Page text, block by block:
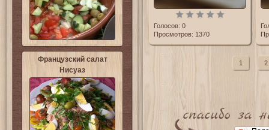
Французский салат
Нисуаз
Голосов: 0
Просмотров: 1370
1 2